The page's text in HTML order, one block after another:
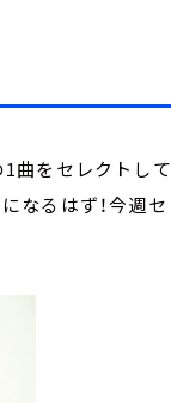
1曲をセレクトして
なるはず！今週セ